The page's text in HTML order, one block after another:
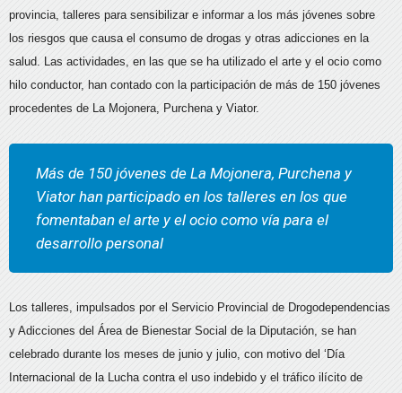
provincia, talleres para sensibilizar e informar a los más jóvenes sobre
los riesgos que causa el consumo de drogas y otras adicciones en la
salud. Las actividades, en las que se ha utilizado el arte y el ocio como
hilo conductor, han contado con la participación de más de 150 jóvenes
procedentes de La Mojonera, Purchena y Viator.
Más de 150 jóvenes de La Mojonera, Purchena y
Viator han participado en los talleres en los que
fomentaban el arte y el ocio como vía para el
desarrollo personal
Los talleres, impulsados por el Servicio Provincial de Drogodependencias
y Adicciones del Área de Bienestar Social de la Diputación, se han
celebrado durante los meses de junio y julio, con motivo del ‘Día
Internacional de la Lucha contra el uso indebido y el tráfico ilícito de